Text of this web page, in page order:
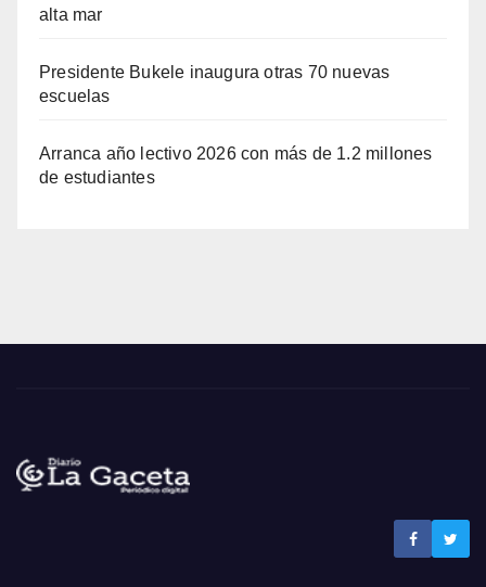
alta mar
Presidente Bukele inaugura otras 70 nuevas
escuelas
Arranca año lectivo 2026 con más de 1.2 millones
de estudiantes